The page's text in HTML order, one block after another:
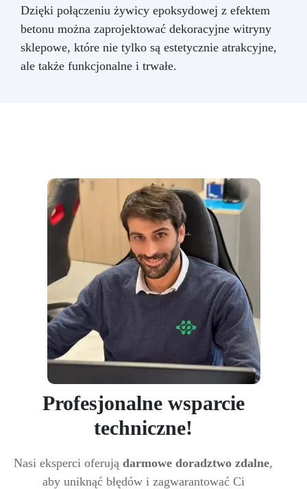
Dzięki połączeniu żywicy epoksydowej z efektem
betonu można zaprojektować dekoracyjne witryny
sklepowe, które nie tylko są estetycznie atrakcyjne,
ale także funkcjonalne i trwałe.
Profesjonalne wsparcie
techniczne!
Nasi eksperci oferują darmowe doradztwo zdalne,
aby uniknąć błędów i zagwarantować Ci